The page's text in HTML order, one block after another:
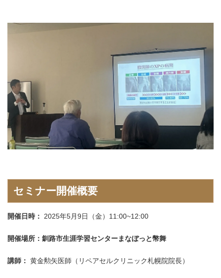
セミナー開催概要
開催日時： 2025年5月9日（金）11:00~12:00
開催場所：釧路市生涯学習センターまなぼっと幣舞
講師： 黄金勲矢医師（リペアセルクリニック札幌院院長）